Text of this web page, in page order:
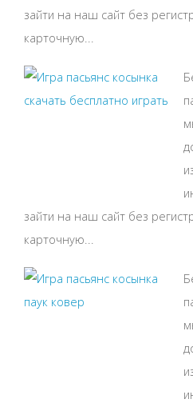
зайти на наш сайт без
карточную...
зайти на наш сайт без
карточную...